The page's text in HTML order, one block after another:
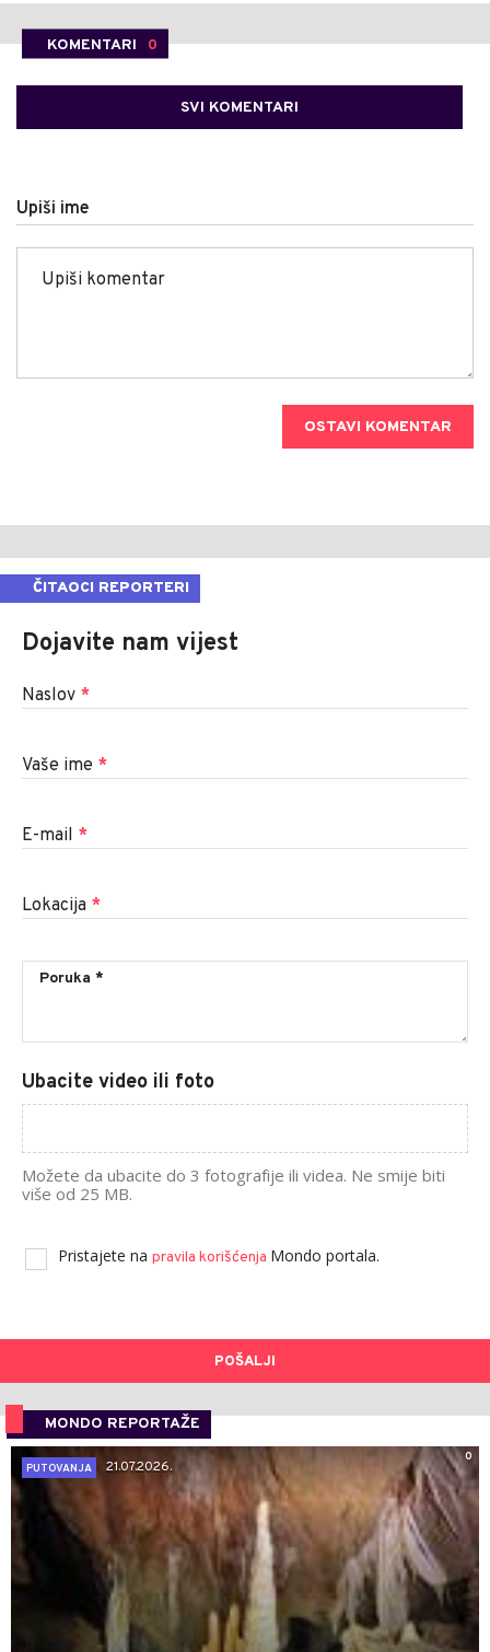
KOMENTARI 0
SVI KOMENTARI
Upiši ime
OSTAVI KOMENTAR
ČITAOCI REPORTERI
Dojavite nam vijest
Naslov *
Vaše ime *
E-mail *
Lokacija *
Ubacite video ili foto
Možete da ubacite do 3 fotografije ili videa. Ne smije biti
više od 25 MB.
Pristajete na pravila korišćenja Mondo portala.
POŠALJI
MONDO REPORTAŽE
0
PUTOVANJA
21.07.2026.